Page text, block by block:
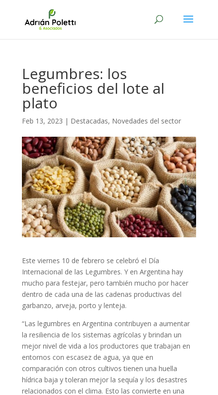
Legumbres: los
beneficios del lote al
plato
Feb 13, 2023 | Destacadas, Novedades del sector
Este viernes 10 de febrero se celebró el Día
Internacional de las Legumbres. Y en Argentina hay
mucho para festejar, pero también mucho por hacer
dentro de cada una de las cadenas productivas del
garbanzo, arveja, porto y lenteja.
“Las legumbres en Argentina contribuyen a aumentar
la resiliencia de los sistemas agrícolas y brindan un
mejor nivel de vida a los productores que trabajan en
entornos con escasez de agua, ya que en
comparación con otros cultivos tienen una huella
hídrica baja y toleran mejor la sequía y los desastres
relacionados con el clima. Esto las convierte en una